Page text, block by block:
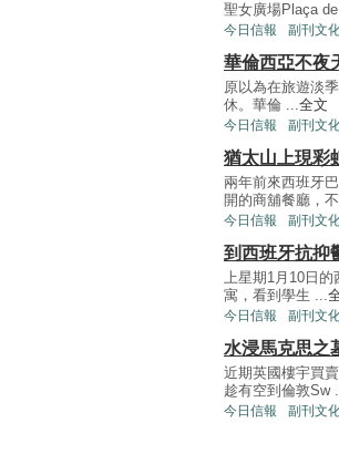
聖女廣場Plaça
今日信報 副刊文
華倫西亞不夜
原以為在旅遊淡
休。華倫 ...全文
今日信報 副刊文
猶太山上現彩
兩年前來西班牙
開的商舖餐廳，
今日信報 副刊文
到西班牙抗抑
上星期1月10日的
寓，看到學生 ...
今日信報 副刊文
水浸馬克思之
近期英國樓宇買
趁有空到倫敦Sw
今日信報 副刊文